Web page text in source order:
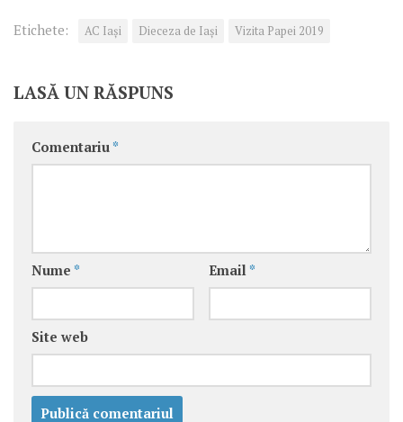
Etichete: AC Iași Dieceza de Iași Vizita Papei 2019
LASĂ UN RĂSPUNS
Comentariu *
Nume * Email *
Site web